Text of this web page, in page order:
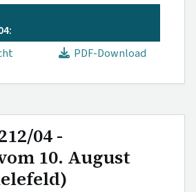
PDF-Download
04 -
10. August